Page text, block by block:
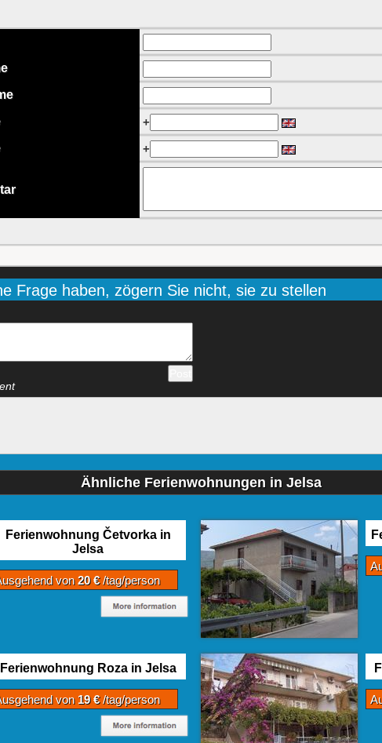
+
+
Frage haben, zögern Sie nicht, sie zu stellen
Ähnliche Ferienwohnungen in Jelsa
Ferienwohnung Četvorka in
Jelsa
von20 €/tag/person
Ferienwohnung Roza in Jelsa
von 19 €/tag/person